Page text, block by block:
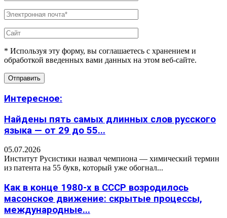
* Используя эту форму, вы соглашаетесь с хранением и
обработкой введенных вами данных на этом веб-сайте.
Интересное:
Найдены пять самых длинных слов русского
языка — от 29 до 55...
05.07.2026
Институт Русистики назвал чемпиона — химический термин
из патента на 55 букв, который уже обогнал...
Как в конце 1980-х в СССР возродилось
масонское движение: скрытые процессы,
международные...